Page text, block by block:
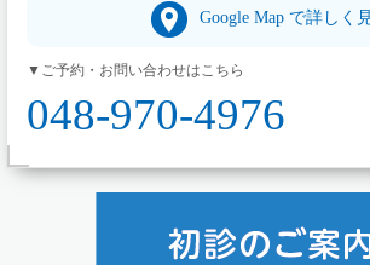
Google Map で詳しく
▼ご予約・お問い合わせはこちら
048-970-4976